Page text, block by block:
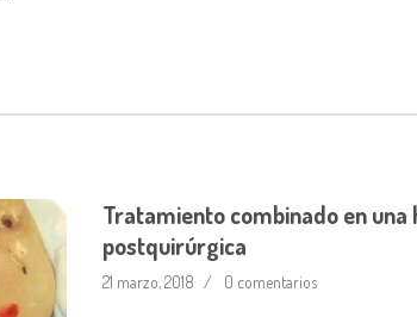
Tratamiento combinado en
postquirúrgica
21 marzo, 2018 0 comentarios